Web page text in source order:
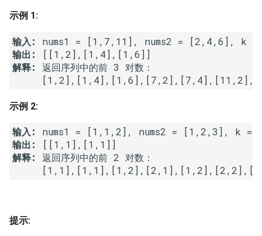
12. 矩阵中的路径
13. 机器人的运动范围
14.1. 剪绳子
14.2. 剪绳子 II
15. 二进制中 1 的个数
16. 数值的整数次方
18. 删除链表的节点
9. 乘积小于 K 的子数组
10. 和为 k 的子数组
11. 和 1 个数相同的子数组
13. 二维子矩阵的和
14. 字符串中的变位词
16. 不含重复字符的最长子字
符串
2.1. 移除重复节点
2.2. 返回倒数第 k 个节点
2.3. 删除中间节点
2.4. 分割链表
2.5. 链表求和
2.6. 回文链表
2.8. 环路检测
示例 1:
输入:
输出:
解释: 返回序列中的前 3 对数：
示例 2:
输入:
输出:
解释: 返回序列中的前 2 对数：
提示: